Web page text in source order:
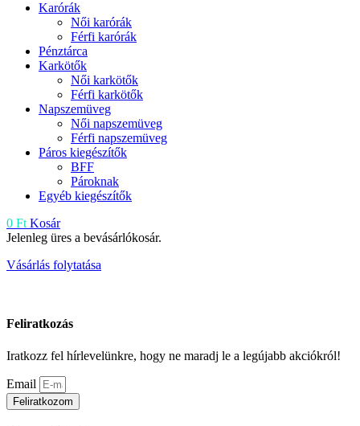
Karórák
Női karórák
Férfi karórák
Pénztárca
Karkötők
Női karkötők
Férfi karkötők
Napszemüveg
Női napszemüveg
Férfi napszemüveg
Páros kiegészítők
BFF
Pároknak
Egyéb kiegészítők
0 Ft Kosár
Jelenleg üres a bevásárlókosár.
Vásárlás folytatása
Feliratkozás
Iratkozz fel hírlevelünkre, hogy ne maradj le a legújabb akciókról!
Email
Feliratkozom